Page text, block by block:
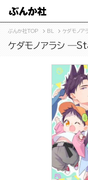
ぶんか社TOP BL ケダモノ
ケダモノアラシ